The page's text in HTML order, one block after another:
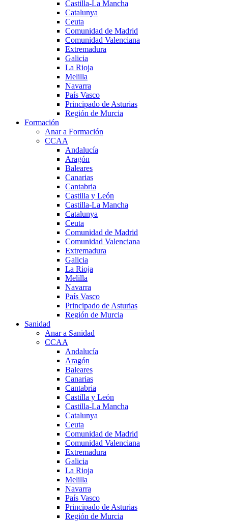
Castilla-La Mancha
Catalunya
Ceuta
Comunidad de Madrid
Comunidad Valenciana
Extremadura
Galicia
La Rioja
Melilla
Navarra
País Vasco
Principado de Asturias
Región de Murcia
Formación
Anar a Formación
CCAA
Andalucía
Aragón
Baleares
Canarias
Cantabria
Castilla y León
Castilla-La Mancha
Catalunya
Ceuta
Comunidad de Madrid
Comunidad Valenciana
Extremadura
Galicia
La Rioja
Melilla
Navarra
País Vasco
Principado de Asturias
Región de Murcia
Sanidad
Anar a Sanidad
CCAA
Andalucía
Aragón
Baleares
Canarias
Cantabria
Castilla y León
Castilla-La Mancha
Catalunya
Ceuta
Comunidad de Madrid
Comunidad Valenciana
Extremadura
Galicia
La Rioja
Melilla
Navarra
País Vasco
Principado de Asturias
Región de Murcia